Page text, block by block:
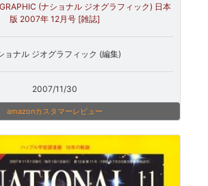
(ナショナル ジオグラフィック) 日本
版 2007年 12月号 [雑誌]
ョナル ジオグラフィック (編集)
2007/11/30
amazonカスタマーレビュー